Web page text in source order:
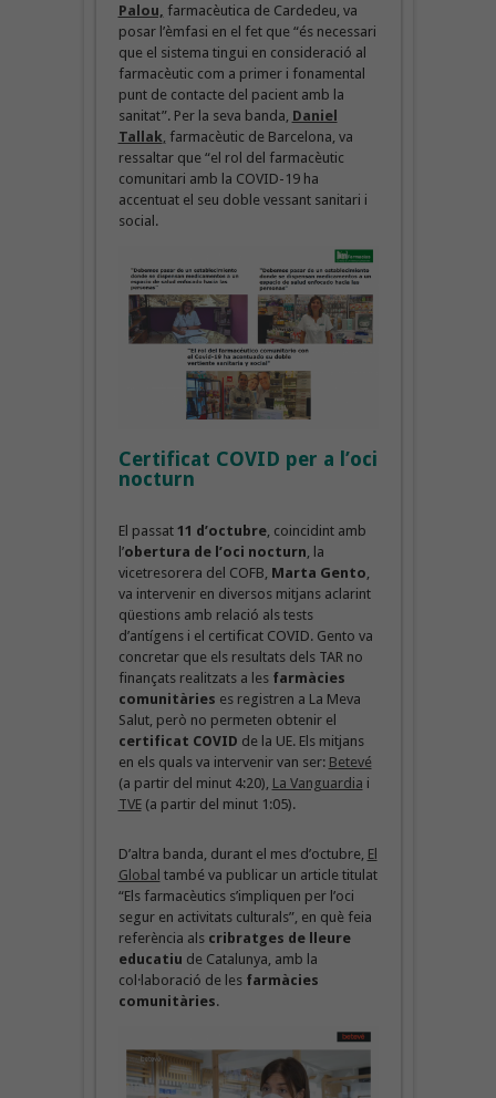
Palou, farmacèutica de Cardedeu, va
posar l’èmfasi en el fet que “és necessari
que el sistema tingui en consideració al
farmacèutic com a primer i fonamental
punt de contacte del pacient amb la
sanitat”. Per la seva banda, Daniel
Tallak farmacèutic de Barcelona, va
ressaltar que “el rol del farmacèutic
comunitari amb la COVID-19 ha
accentuat el seu doble vessant sanitari i
social.
Certificat COVID per a l’oci
nocturn
El passat 11 d’octubre, coincidint amb
l’obertura de l’oci nocturn , la
vicetresorera del COFB, Marta Gento
va intervenir en diversos mitjans aclarint
qüestions amb relació als tests
d’antígens i el certificat COVID. Gento va
concretar que els resultats dels TAR no
finançats realitzats a lesfarmàcies
comunitàries es registren a La Meva
Salut, però no permeten obtenir el
certificat COVID de la UE. Els mitjans
en els quals va intervenir van ser: Betevé
(a partir del minut 4:20), La Vanguardia i
TVE(a partir del minut 1:05).
D’altra banda, durant el mes d’octubre, El
Global també va publicar un article titulat
“Els farmacèutics s’impliquen per l’oci
segur en activitats culturals”, en què feia
referència als cribratges de lleure
educatiu de Catalunya, amb la
col·laboració de les farmàcies
comunitàries.